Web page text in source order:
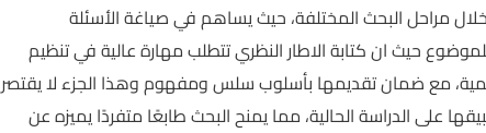
مراحل البحث المختلفة، حيث يساهم في صياغة الأسئلة
حيث ان كتابة الاطار النظري تتطلب مهارة عالية في تنظيم
مع ضمان تقديمها بأسلوب سلس ومفهوم وهذا الجزء لا يقتصر
على الدراسة الحالية، مما يمنح البحث طابعًا متفردًا يميزه عن